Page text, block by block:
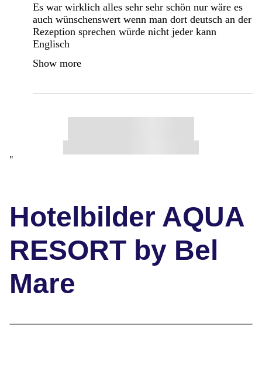
Es war wirklich alles sehr sehr schön nur wäre es
auch wünschenswert wenn man dort deutsch an der
Rezeption sprechen würde nicht jeder kann
Englisch
Show more
"
Hotelbilder AQUA
RESORT by Bel
Mare